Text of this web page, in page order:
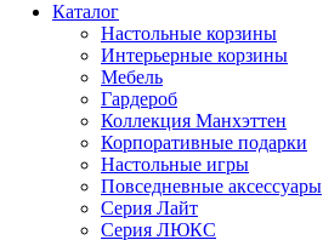
Каталог
Настольные корзины
Интерьерные корзины
Мебель
Гардероб
Коллекция Манхэттен
Корпоративные подарки
Настольные игры
Повседневные аксессуары
Серия Лайт
Серия ЛЮКС